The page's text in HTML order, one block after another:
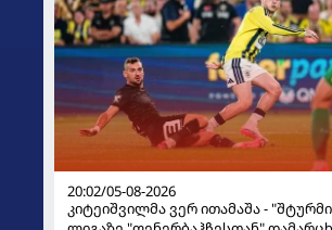
20:02/05-08-2026
კიტეიშვილმა ვერ ითამაშა -